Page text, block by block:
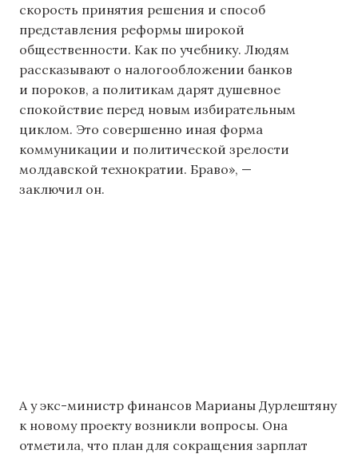
скорость принятия решения и способ
представления реформы широкой
общественности. Как по учебнику. Людям
рассказывают о налогообложении банков
и пороков, а политикам дарят душевное
спокойствие перед новым избирательным
циклом. Это совершенно иная форма
коммуникации и политической зрелости
молдавской технократии. Браво», —
заключил он.
А у экс-министр финансов Марианы Дурлештяну
к новому проекту возникли вопросы. Она
отметила, что план для сокращения зарплат